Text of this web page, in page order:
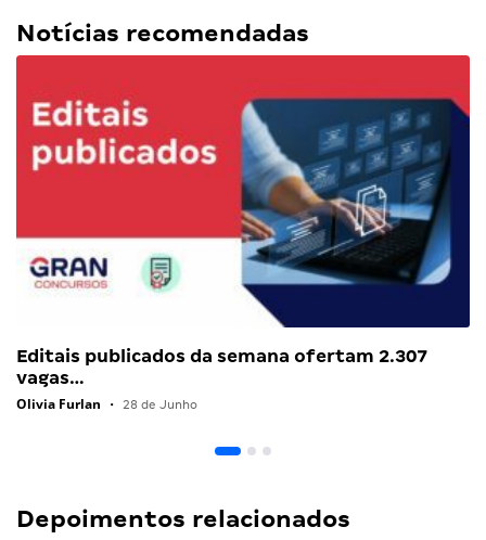
Notícias recomendadas
Editais publicados da semana ofertam 2.307
vagas…
Olivia Furlan • 28 de Junho
Depoimentos relacionados